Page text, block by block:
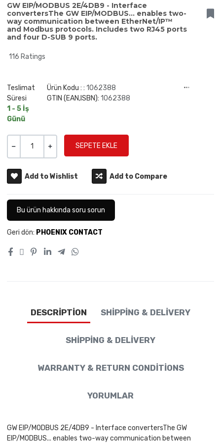
GW EIP/MODBUS 2E/4DB9 - Interface
convertersThe GW EIP/MODBUS... enables two-
way communication between EtherNet/IP™
and Modbus protocols. Includes two RJ45 ports
and four D-SUB 9 ports.
116 Ratings
Teslimat
Süresi
1 - 5 İş
Günü
Ürün Kodu : : 1062388
GTIN (EAN,ISBN): 1062388
Add to Wishlist Add to Compare
Bu ürün hakkında soru sorun
Geri dön: PHOENIX CONTACT
DESCRIPTION SHIPPING & DELIVERY
SHIPPING & DELIVERY
WARRANTY & RETURN CONDITIONS
YORUMLAR
GW EIP/MODBUS 2E/4DB9 - Interface convertersThe GW
EIP/MODBUS... enables two-way communication between